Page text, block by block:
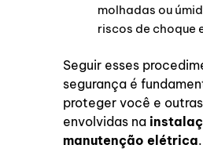
molhadas ou
riscos de choque
Seguir esses
segurança é
proteger você e
envolvidas na
manutenção elétrica.